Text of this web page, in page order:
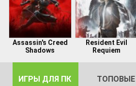
Assassin's Creed
Shadows
Resident Evil
Requiem
ИГРЫ ДЛЯ ПК